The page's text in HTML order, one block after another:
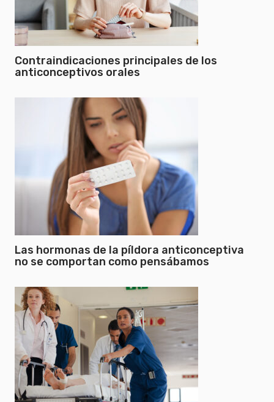
Contraindicaciones principales de los
anticonceptivos orales
Las hormonas de la píldora anticonceptiva
no se comportan como pensábamos